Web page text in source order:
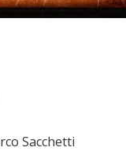
Sacchetti